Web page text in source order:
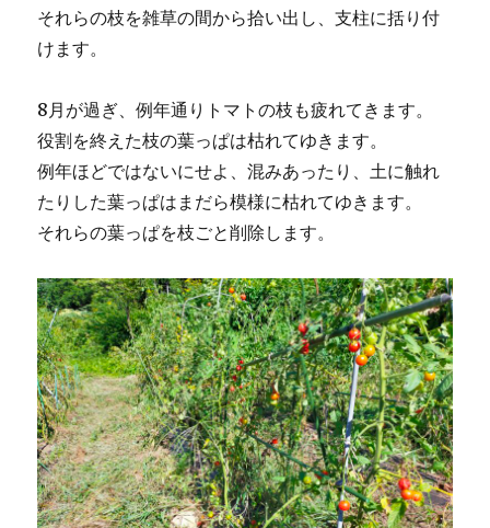
それらの枝を雑草の間から拾い出し、支柱に括り付
けます。
8月が過ぎ、例年通りトマトの枝も疲れてきます。
役割を終えた枝の葉っぱは枯れてゆきます。
例年ほどではないにせよ、混みあったり、土に触れ
たりした葉っぱはまだら模様に枯れてゆきます。
それらの葉っぱを枝ごと削除します。